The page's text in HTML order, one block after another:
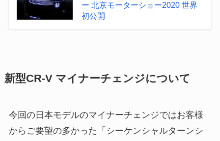
ー 北京モーターショー2020 世界
初公開
新型CR-V マイナーチェンジについて
今回の日本モデルのマイナーチェンジではお客様
からご要望の多かった「シーケンシャルターンシ